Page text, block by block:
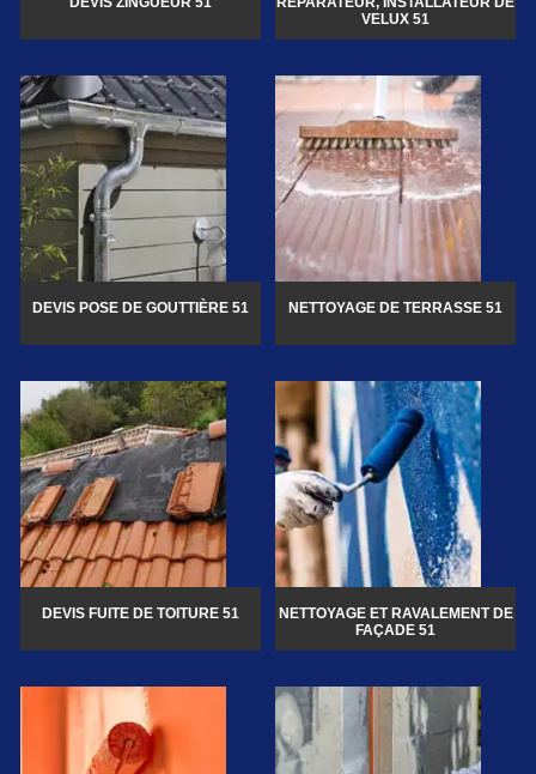
VELUX 51
DEVIS POSE DE GOUTTIÈRE 51 NETTOYAGE DE TERRASSE 51
DEVIS FUITE DE TOITURE 51
NETTOYAGE ET RAVALEMENT DE
FAÇADE 51